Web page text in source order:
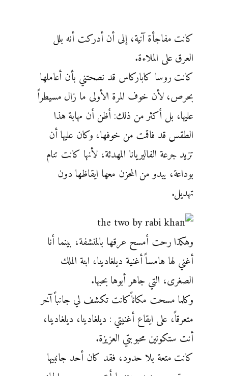
كانت مفاجأة آنية، إلى أن أدركت أنه بلل
العرق على الملاءة.
كانت ‏روسا كاباركاس قد نصحتني بأن أعاملها
بحرص، لأن خوف المرة الأولى ما زال مسيطراً
عليها، بل أكثر من ‏ذلك: أظن أن مهابة هذا
الطقس قد فاقمت من خوفها، وكان عليها أن
تزيد جرعة الفاليريانا المهدئة، لأنها كانت ‏تنام
بوداعة، يبدو من المحزن معها ايقاظها دون
تهديل.
وهكذا رحت أمسح عرقها بالمنشفة، بينما أنا
أغني لها ‏هامساً أغنية ديلغادينا، ابنة الملك
الصغرى، التي جاهر أبوها بحبها.
وكلما مسحت مكاناًكانت تكشف لي جانباً ‏آخر
متعرقاً، على ايقاع أغنيتي : ديلغادينا، ديلغادينا،
أنت ستكونين محبوبتي العزيزة.
كانت متعة بلا حدود، فقد ‏كان أحد جانبيها